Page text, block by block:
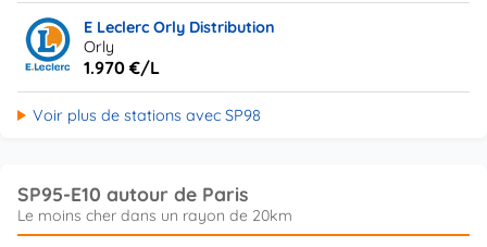
E Leclerc Orly Distribution
Orly
1.970 €/L
Voir plus de stations avec SP98
SP95-E10 autour de Paris